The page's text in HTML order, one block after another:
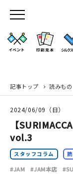
JAMのこと
お店/ワークスペース
記事トップ 読みもの
2024/06/09（日）
【
vol.3
スタッフコラム
#JAM #JAM本店